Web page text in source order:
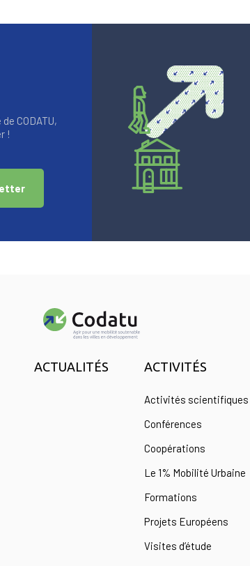
CODATU,
!
ACTUALITÉS ACTIVITÉS
Activités scientifiques
Conférences
Coopérations
Le 1% Mobilité Urbaine
Formations
Projets Européens
Visites d’étude